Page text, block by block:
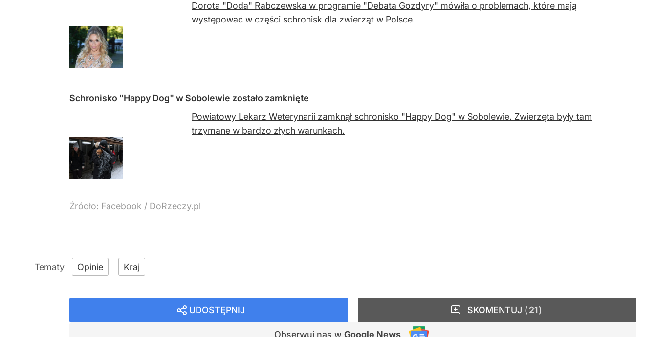
Dorota "Doda" Rabczewska w programie "Debata Gozdyry" mówiła o problemach, które mają
występować w części schronisk dla zwierząt w Polsce.
Schronisko "Happy Dog" w Sobolewie zostało zamknięte
Powiatowy Lekarz Weterynarii zamknął schronisko "Happy Dog" w Sobolewie. Zwierzęta były tam
trzymane w bardzo złych warunkach.
Źródło: Facebook / DoRzeczy.pl
Opinie Kraj
UDOSTĘPNIJ
Obserwuj nas w Google News
SKOMENTUJ 21